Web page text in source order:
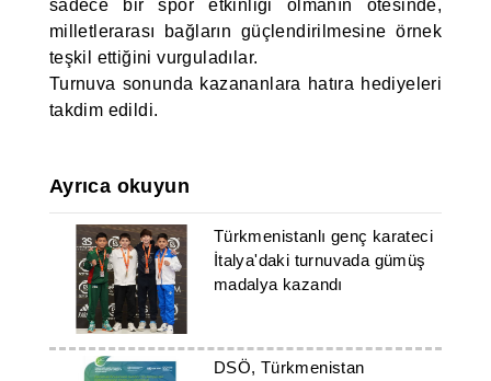
sadece bir spor etkinliği olmanın ötesinde,
milletlerarası bağların güçlendirilmesine örnek
teşkil ettiğini vurguladılar.
Turnuva sonunda kazananlara hatıra hediyeleri
takdim edildi.
Ayrıca okuyun
Türkmenistanlı genç karateci
İtalya'daki turnuvada gümüş
madalya kazandı
DSÖ, Türkmenistan